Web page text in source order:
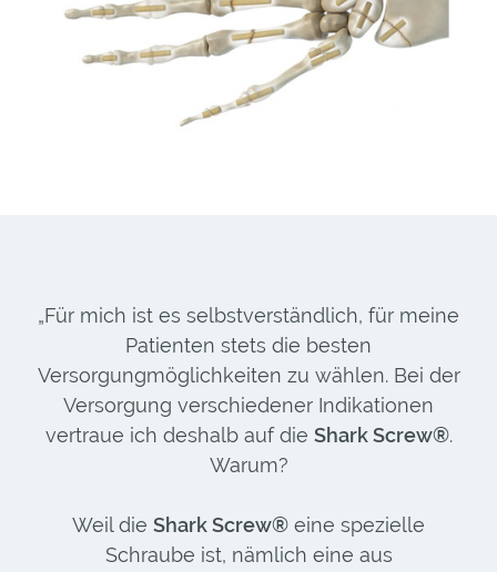
„Für mich ist es selbstverständlich, für meine
Patienten stets die besten
Versorgungmöglichkeiten zu wählen. Bei der
Versorgung verschiedener Indikationen
vertraue ich deshalb auf die Shark Screw®.
Warum?
Weil die Shark Screw® eine spezielle
Schraube ist, nämlich eine aus